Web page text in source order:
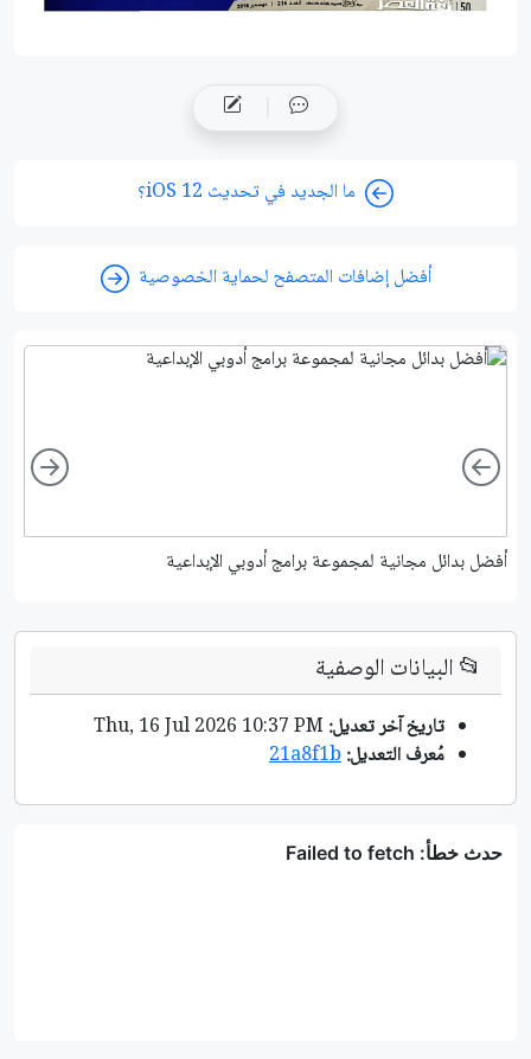
ما الجديد في تحديث iOS 12؟
أفضل إضافات المتصفح لحماية الخصوصية
أفضل بدائل مجانية لمجموعة برامج أدوبي الإبداعية
Left
📂البيانات الوصفية
تاريخ آخر تعديل:
مُعرف التعديل:21a8f1b